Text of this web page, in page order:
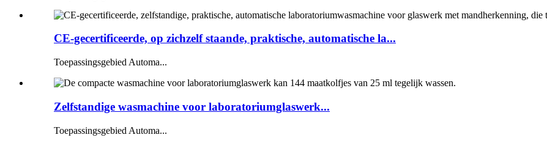
CE-gecertificeerde, op zichzelf staande, praktische, automatische la...
Toepassingsgebied Automa...
Zelfstandige wasmachine voor laboratoriumglaswerk...
Toepassingsgebied Automa...